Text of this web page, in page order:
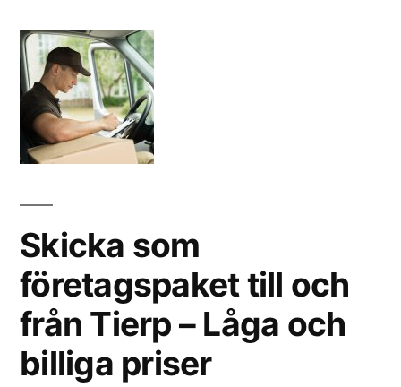
Skicka som
företagspaket till och
från Tierp – Låga och
billiga priser